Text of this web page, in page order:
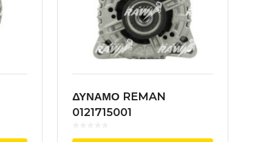
ΔΥΝΑΜΟ REMAN
0121715001